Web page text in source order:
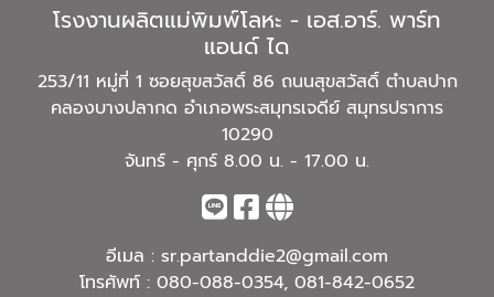
โรงงานผลิตแม่พิมพ์โลหะ - เอส.อาร์. พาร์ท
แอนด์ ได
253/11 หมู่ที่ 1 ซอยสุขสวัสดิ์ 86 ถนนสุขสวัสดิ์ ตำบลปาก
คลองบางปลากด อำเภอพระสมุทรเจดีย์ สมุทรปราการ
10290
จันทร์ - ศุกร์ 8.00 น. - 17.00 น.
อีเมล : sr.partanddie2@gmail.com
โทรศัพท์ : 080-088-0354, 081-842-0652